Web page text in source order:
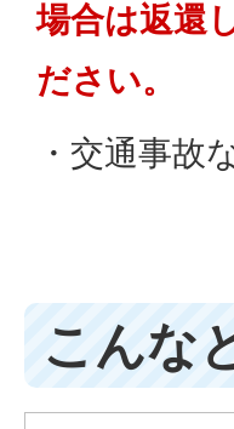
場合は返還
ださい。
・交通事故
こんな